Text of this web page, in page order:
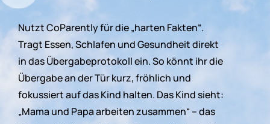
NutztCoParentlyfürdie„harten Fakten“.
Tragt Essen,Schlafen undGesundheitdirekt
indasÜbergabeprotokollein.So könnt ihrdie
ÜbergabeanderTürkurz,fröhlich und
fokussiertaufdasKind halten. DasKindsieht:
„Mama und Papaarbeitenzusammen“–das